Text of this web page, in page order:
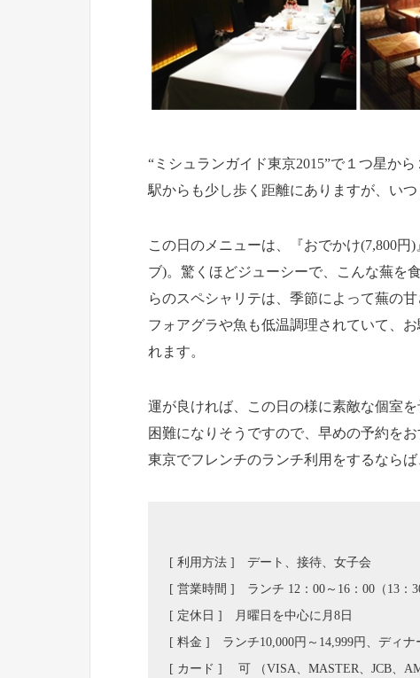
“ミシュランガイド東京2015”で１つ星か
駅からも少し歩く距離にありますが、い
この日のメニューは、『おでかけ(7,800
ブ)。驚くほどジューシーで、こんな蕪を
らのスペシャリテは、季節によって蕪の甘
フォアグラや魚も低温調理されていて、
れます。
運が良ければ、この日の様に素敵な個室
困難になりそうですので、早めの予約をお
東京でフレンチのランチ利用をするなら
[ 利用方法 ] デート、接待、女子会
[ 営業時間 ] ランチ 12：00～16：00（13：
[ 定休日 ] 月曜日を中心に月8日
[ 料金 ] ランチ10,000円～14,999円、ディナ
[ カード ] 可 （VISA、MASTER、JCB、